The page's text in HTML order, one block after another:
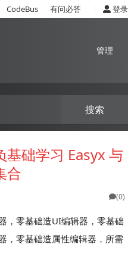
CodeBus 有问必答 登录
管理
础学习 Easyx 与
合
(0)
，零基础造UI编辑器，零基础
，零基础造属性编辑器，所需
搜索